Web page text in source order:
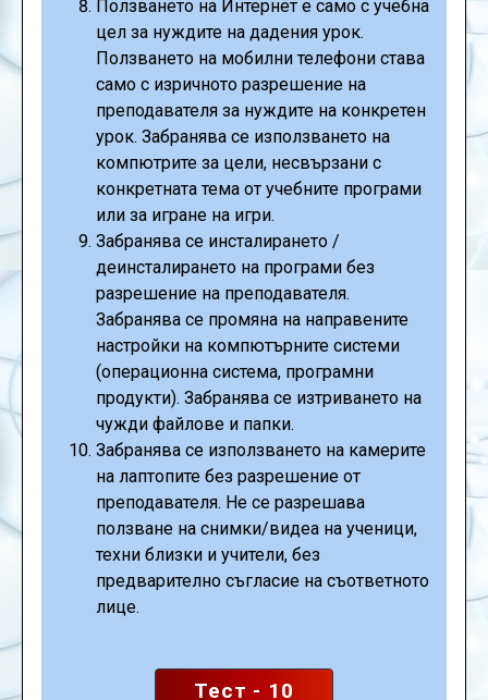
Ползването на Интернет е само с учебна
цел за нуждите на дадения урок.
Ползването на мобилни телефони става
само с изричното разрешение на
преподавателя за нуждите на конкретен
урок. Забранява се използването на
компютрите зa цели, несвързани с
конкретната тема от учебните програми
или за игране на игри.
Забранява се инсталирането /
деинсталирането на програми без
разрешение на преподавателя.
Забранява се промяна на направените
настройки на компютърните системи
(операционна система, програмни
продукти). Забранява се изтриването на
чужди файлове и папки.
Забранява се използването на камерите
на лаптопите без разрешение от
преподавателя. Не се разрешава
ползване на снимки/видеа на ученици,
техни близки и учители, без
предварително съгласие на съответното
лице.
Тест - 10